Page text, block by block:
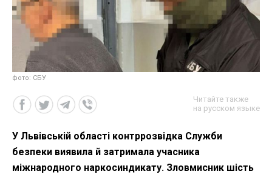
фото: СБУ
Читайте также
на русском языке
У Львівській області контррозвідка Служби
безпеки виявила й затримала учасника
міжнародного наркосиндикату. Зловмисник шість